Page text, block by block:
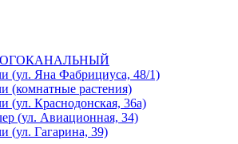
(ул. Яна Фабрициуса, 48/1)
(комнатные растения)
(ул. Краснодонская, 36а)
(ул. Авиационная, 34)
(ул. Гагарина, 39)